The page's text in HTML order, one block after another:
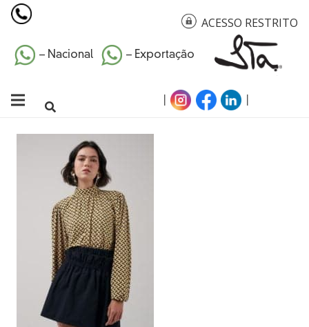
ACESSO RESTRITO
– Nacional – Exportação